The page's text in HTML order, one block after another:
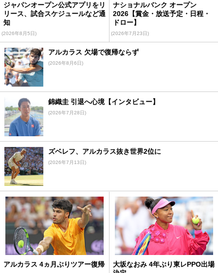
ジャパンオープン公式アプリをリ
リース、試合スケジュールなど通
知
(2026年8月5日)
ナショナルバンク オープン
2026【賞金・放送予定・日程・
ドロー】
(2026年7月23日)
アルカラス 欠場で復帰ならず
(2026年8月6日)
錦織圭 引退へ心境【インタビュー】
(2026年7月28日)
ズベレフ、アルカラス抜き世界2位に
(2026年7月13日)
アルカラス 4ヵ月ぶりツアー復帰
大坂なおみ 4年ぶり東レPPO出場